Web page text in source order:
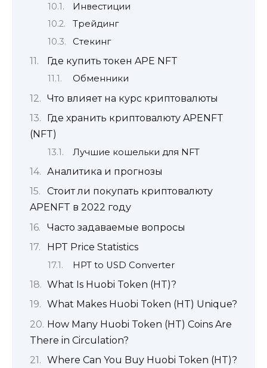
Инвестиции
Трейдинг
Стекинг
Где купить токен APE NFT
Обменники
Что влияет на курс криптовалюты
Где хранить криптовалюту APENFT
(NFT)
Лучшие кошельки для NFT
Аналитика и прогнозы
Стоит ли покупать криптовалюту
APENFT в 2022 году
Часто задаваемые вопросы
HPT Price Statistics
HPT to USD Converter
What Is Huobi Token (HT)?
What Makes Huobi Token (HT) Unique?
How Many Huobi Token (HT) Coins Are
There in Circulation?
Where Can You Buy Huobi Token (HT)?